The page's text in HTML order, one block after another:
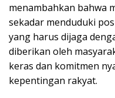
menambahkan bahwa
sekadar menduduki
yang harus dijaga
diberikan oleh
keras dan komitmen
kepentingan rakyat.